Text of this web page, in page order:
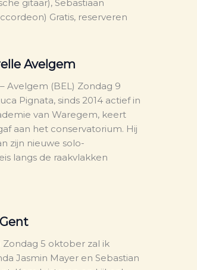
gitaar), Sebastiaan
Gratis, reserveren
Avelgem
Avelgem (BEL) Zondag 9
Pignata, sinds 2014 actief in
van Waregem, keert
aan het conservatorium. Hij
zijn nieuwe solo-
langs de raakvlakken
Zondag 5 oktober zal ik
Jasmin Mayer en Sebastian